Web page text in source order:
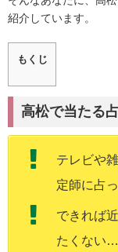
紹介しています。
もくじ
高松で当たる
テレビや
定師に占
できれば
たくない…